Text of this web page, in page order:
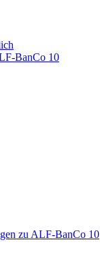
BanCo 10
zu ALF-BanCo 10